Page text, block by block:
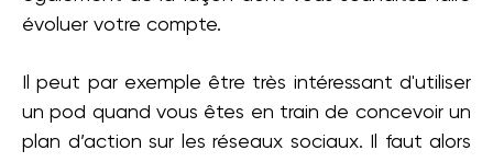
évoluer votre compte.
Il peut par exemple être très intéressant d'utiliser
un pod quand vous êtes en train de concevoir un
plan d’action sur les réseaux sociaux. Il faut alors